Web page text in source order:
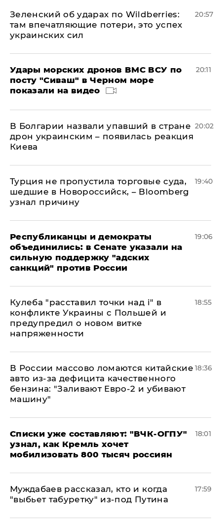
Зеленский об ударах по Wildberries:
там впечатляющие потери, это успех
украинских сил
20:57
Удары морских дронов ВМС ВСУ по
посту "Сиваш" в Черном море
показали на видео
20:11
В Болгарии назвали упавший в стране
дрон украинским – появилась реакция
Киева
20:02
Турция не пропустила торговые суда,
шедшие в Новороссийск, – Bloomberg
узнал причину
19:40
Республиканцы и демократы
объединились: в Сенате указали на
сильную поддержку "адских
санкций" против России
19:06
Кулеба "расставил точки над і" в
конфликте Украины с Польшей и
предупредил о новом витке
напряженности
18:55
В России массово ломаются китайские
авто из-за дефицита качественного
бензина: "Заливают Евро-2 и убивают
машину"
18:36
Списки уже составляют: "ВЧК-ОГПУ"
узнал, как Кремль хочет
мобилизовать 800 тысяч россиян
18:01
Муждабаев рассказал, кто и когда
"выбьет табуретку" из-под Путина
17:59